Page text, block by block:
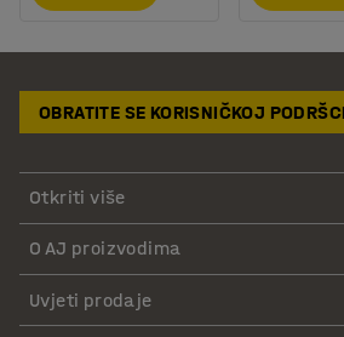
OBRATITE SE KORISNIČKOJ PODRŠCI
Otkriti više
O AJ proizvodima
Uvjeti prodaje